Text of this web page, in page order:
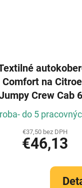
Comfort na
Crew Cab
do 5
€37,50 bez DPH
€46,13